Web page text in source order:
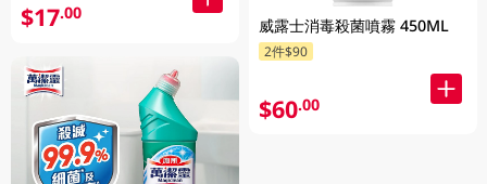
$17.00
威露士消毒殺菌噴霧 450ML
2件$90
$60.00